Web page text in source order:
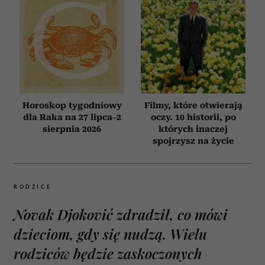
Horoskop tygodniowy
dla Raka na 27 lipca–2
sierpnia 2026
Filmy, które otwierają
oczy. 10 historii, po
których inaczej
spojrzysz na życie
RODZICE
Novak Djoković zdradził, co mówi
dzieciom, gdy się nudzą. Wielu
rodziców będzie zaskoczonych